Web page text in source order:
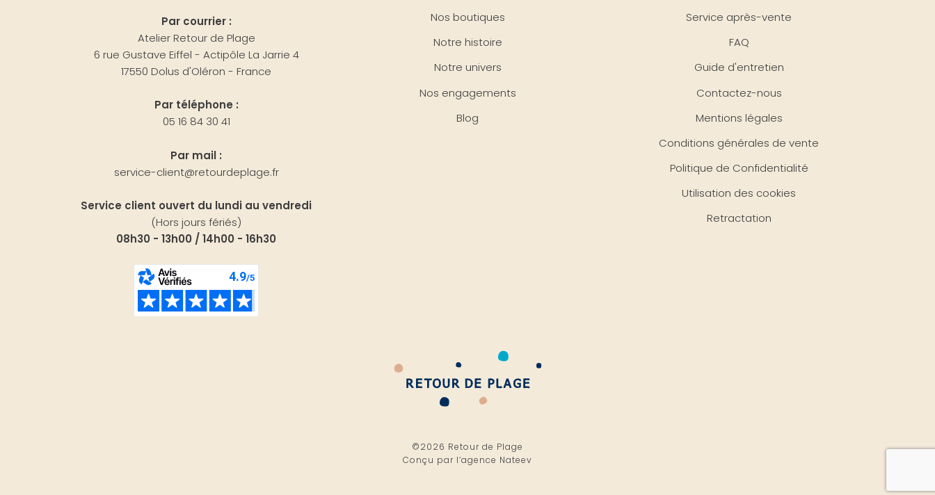
Par courrier :
Atelier Retour de Plage
6 rue Gustave Eiffel - Actipôle La Jarrie 4
17550 Dolus d'Oléron - France
Par téléphone :
05 16 84 30 41
Par mail :
service-client@retourdeplage.fr
Service client ouvert du lundi au vendredi
(Hors jours fériés)
08h30 - 13h00 / 14h00 - 16h30
Nos boutiques
Notre histoire
Notre univers
Nos engagements
Blog
Service après-vente
FAQ
Guide d'entretien
Contactez-nous
Mentions légales
Conditions générales de vente
Politique de Confidentialité
Utilisation des cookies
Retractation
©2026 Retour de Plage
Conçu par l’agence Nateev